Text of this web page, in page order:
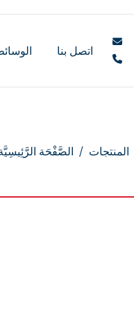
اتصل بنا
الصَّفْحَة / المنتجات